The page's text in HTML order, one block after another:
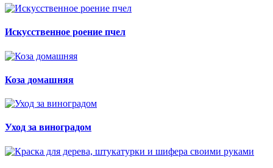
Искусственное роение пчел
Коза домашняя
Уход за виноградом